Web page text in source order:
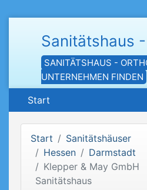
Sanitätshaus
SANITÄTSHAUS -
UNTERNEHMEN FINDEN
Start
Start
Sanitätshäuser
Hessen
Darmstadt
Klepper & May GmbH
Sanitätshaus